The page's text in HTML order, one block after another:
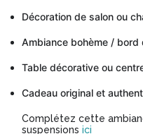
Décoration de salon ou
Ambiance bohème / bord
Table décorative ou
Cadeau original et
Complétez cette
suspensionsici